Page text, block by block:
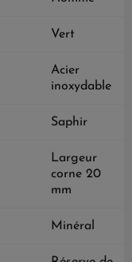
Vert
Acier
inoxydable
Saphir
Largeur
corne 20
mm
Minéral